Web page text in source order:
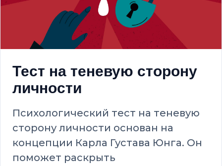
Для бизнеса
Тест на теневую сторону
личности
Психологический тест на теневую
сторону личности основан на
концепции Карла Густава Юнга. Он
поможет раскрыть